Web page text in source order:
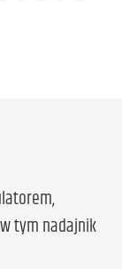
tym nadajnik